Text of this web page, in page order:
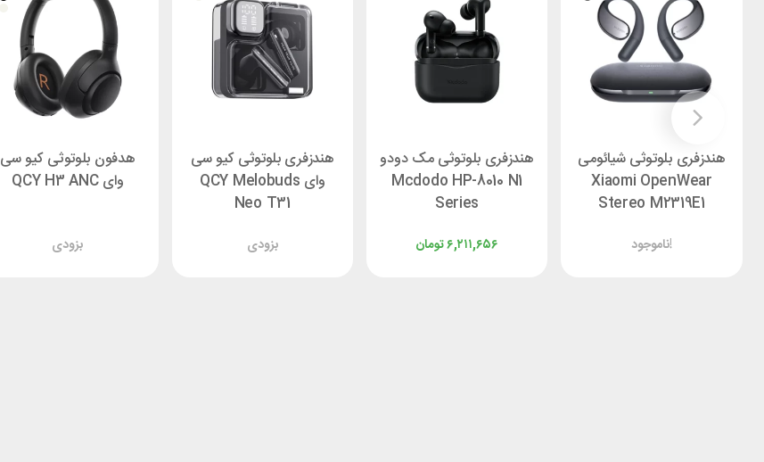
هندزفری بلوتوثی شیائومی
Xiaomi OpenWear
Stereo M2319E1
ناموجود!
هندزفری بلوتوثی مک دودو
Mcdodo HP-8010 N1
Series
تومان۶,۲۱۱,۶۵۶
هندزفری بلوتوثی کیو سی
وای QCY Melobuds
Neo T31
بزودی
هدفون بلوتوثی کیو سی
وای QCY H3 ANC
بزودی